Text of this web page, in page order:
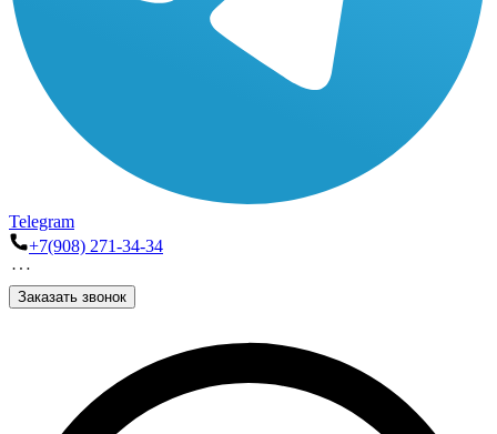
Telegram
+7(908) 271-34-34
Заказать звонок